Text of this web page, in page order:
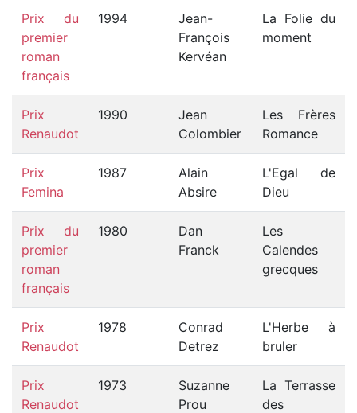
Prix du
premier
roman
français
1994
Jean-
François
Kervéan
La Folie du
moment
Prix
Renaudot
1990
Jean
Colombier
Les Frères
Romance
Prix
Femina
1987
Alain
Absire
L'Egal de
Dieu
Prix du
premier
roman
français
1980
Dan
Franck
Les
Calendes
grecques
Prix
Renaudot
1978
Conrad
Detrez
L'Herbe à
bruler
Prix
Renaudot
1973
Suzanne
Prou
La Terrasse
des